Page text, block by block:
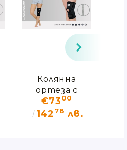
Колянна
ортеза с
банели и
кръстосана
€7300
14278 лв.